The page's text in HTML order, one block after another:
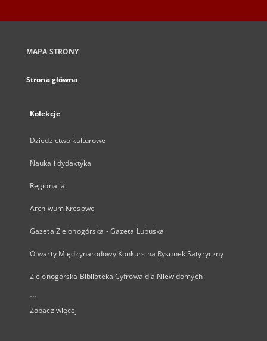
MAPA STRONY
Strona główna
Kolekcje
Dziedzictwo kulturowe
Nauka i dydaktyka
Regionalia
Archiwum Kresowe
Gazeta Zielonogórska - Gazeta Lubuska
Otwarty Międzynarodowy Konkurs na Rysunek Satyryczny
Zielonogórska Biblioteka Cyfrowa dla Niewidomych
...
Zobacz więcej